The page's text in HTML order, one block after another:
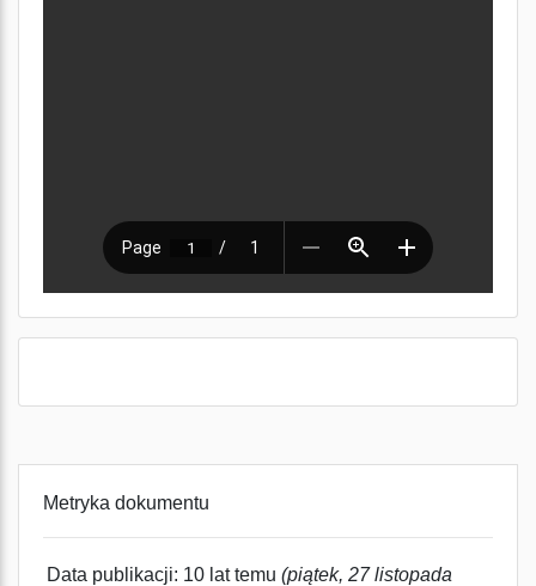
Metryka dokumentu
Data publikacji: 10 lat temu (piątek, 27 listopada